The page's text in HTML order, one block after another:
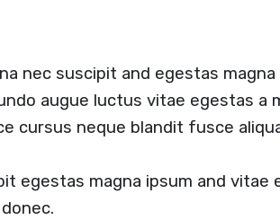
nec suscipit and egestas magna
augue luctus vitae egestas a
cursus neque blandit fusce
egestas magna ipsum and vitae